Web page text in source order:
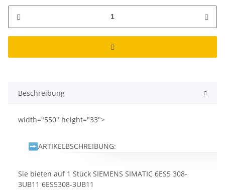
Beschreibung
width="550" height="33">
ARTIKELBSCHREIBUNG:
Sie bieten auf 1 Stück SIEMENS SIMATIC 6ES5 308-
3UB11 6ES5308-3UB11